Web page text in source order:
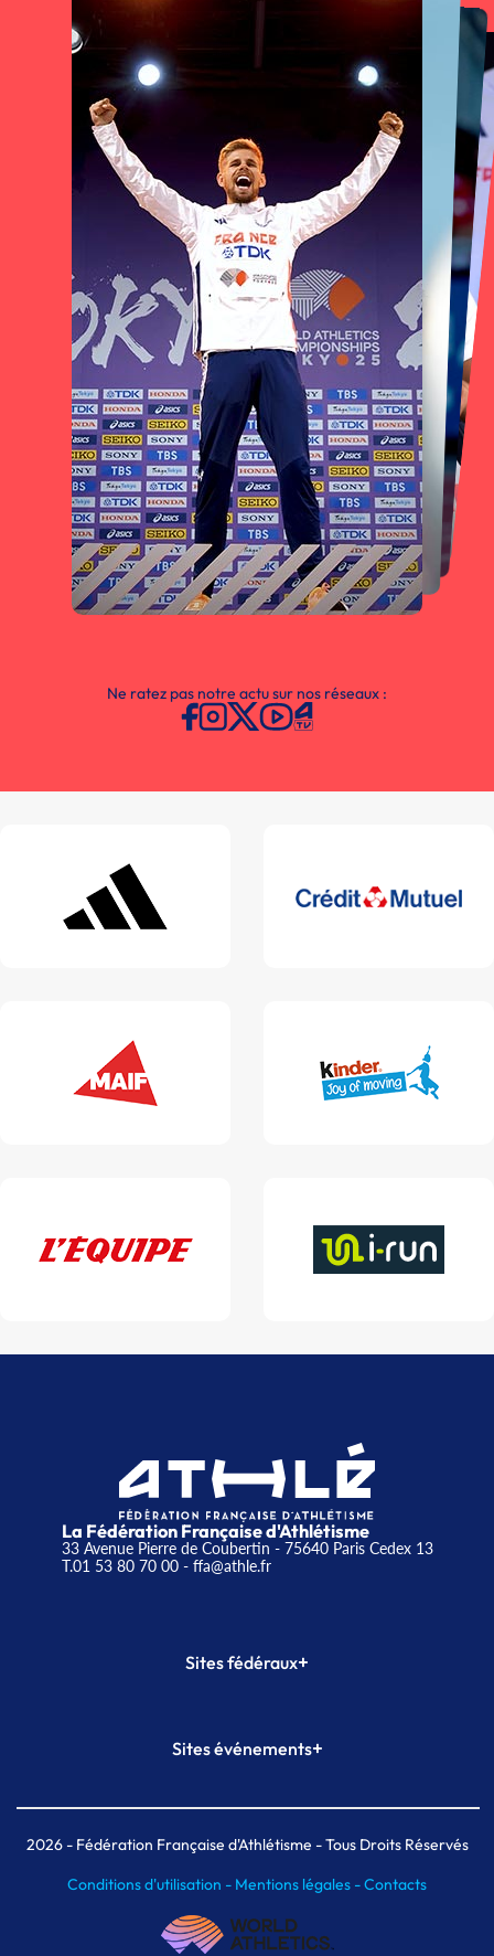
Ne ratez pas notre actu sur nos réseaux :
La Fédération Française d'Athlétisme
33 Avenue Pierre de Coubertin - 75640 Paris Cedex 13
T.01 53 80 70 00- ffa@athle.fr
Sites fédéraux+
Plateforme Formation
Sites événements+
Meeting de Paris indoor
MAIF Ekiden de Paris
2026- Fédération Française d'Athlétisme - Tous Droits Réservés
Conditions d'utilisation - Mentions légales -Contacts